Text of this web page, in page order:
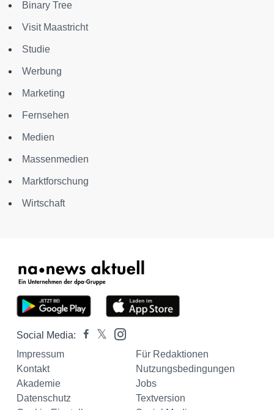
Binary Tree
Visit Maastricht
Studie
Werbung
Marketing
Fernsehen
Medien
Massenmedien
Marktforschung
Wirtschaft
Social Media:
Impressum
Für Redaktionen
Kontakt
Nutzungsbedingungen
Akademie
Jobs
Datenschutz
Textversion